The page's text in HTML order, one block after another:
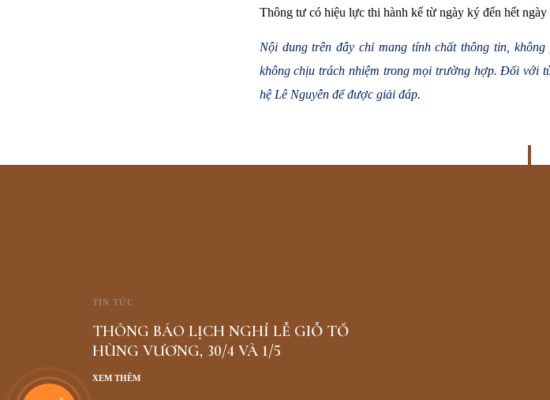
Thông tư có hiệu lực thi hành kể từ ngày ký đến hết ngày
Nội dung trên đây chỉ mang tính chất thông tin,
không chịu trách nhiệm trong mọi trường hợp. Đối với
hệ Lê Nguyễn để được giải đáp.
TIN TỨC
THÔNG BÁO LỊCH NGHỈ LỄ GIỖ TỔ
HÙNG VƯƠNG, 30/4 VÀ 1/5
XEM THÊM